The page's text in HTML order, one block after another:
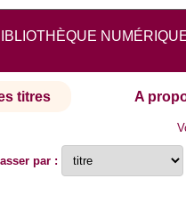
titres A
par :